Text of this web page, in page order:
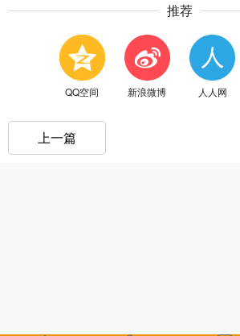
推荐
QQ空间 新浪微博 人人网
上一篇